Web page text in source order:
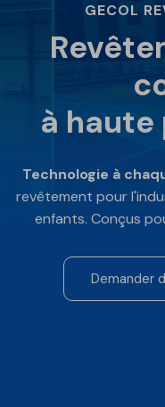
GECOL
Revêtements de sol
à
Technologie à
revêtement pour
enfants. Conçus
Demander